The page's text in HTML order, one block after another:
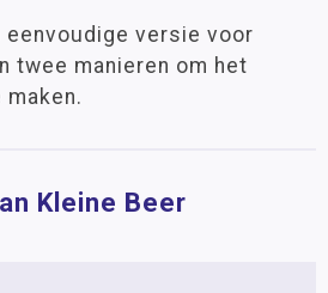
eenvoudige versie voor
twee manieren om het
Kleine Beer